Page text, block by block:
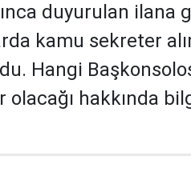
duyurulan ilana
kamu sekreter
Hangi
olacağı hakkında